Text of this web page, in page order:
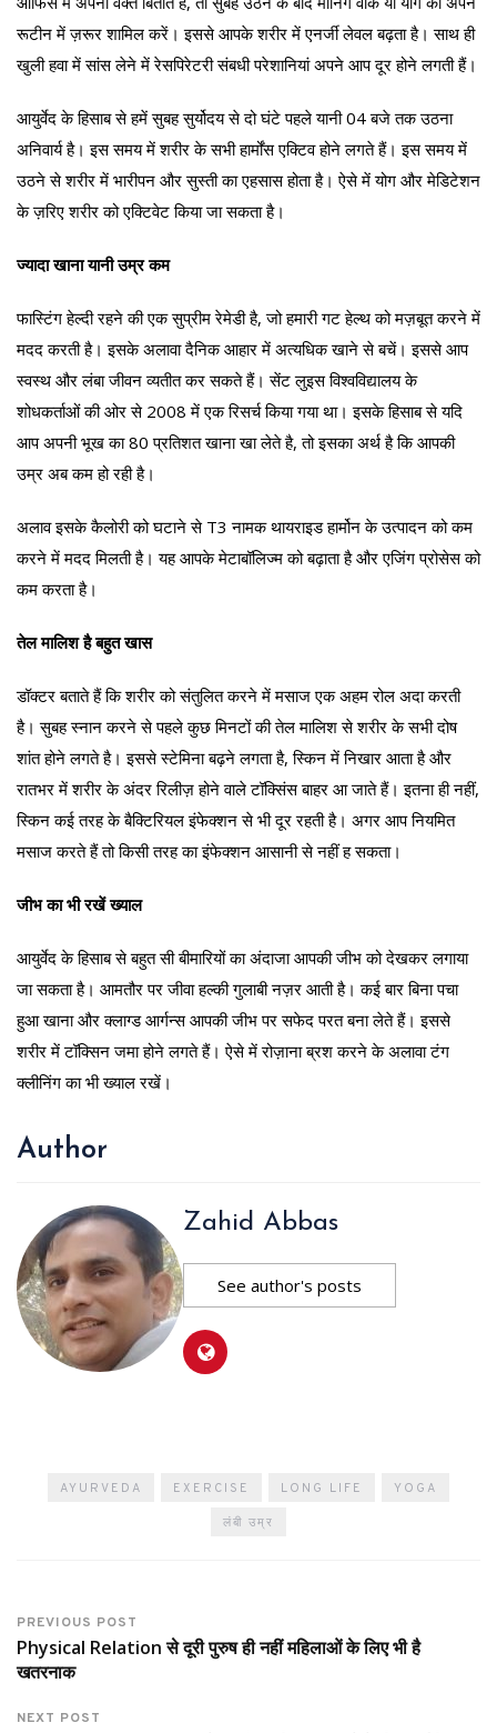
रूटीन में ज़रूर शामिल करें। इससे आपके शरीर में एनर्जी लेवल बढ़ता है। साथ ही
खुली हवा में सांस लेने में रेसपिरेटरी संबधी परेशानियां अपने आप दूर होने लगती हैं।
आयुर्वेद के हिसाब से हमें सुबह सुर्योदय से दो घंटे पहले यानी 04 बजे तक उठना
अनिवार्य है। इस समय में शरीर के सभी हार्मोंस एक्टिव होने लगते हैं। इस समय में
उठने से शरीर में भारीपन और सुस्ती का एहसास होता है। ऐसे में योग और मेडिटेशन
के ज़रिए शरीर को एक्टिवेट किया जा सकता है।
ज्यादा खाना यानी उम्र कम
फास्टिंग हेल्दी रहने की एक सुप्रीम रेमेडी है, जो हमारी गट हेल्थ को मज़बूत करने में
मदद करती है। इसके अलावा दैनिक आहार में अत्यधिक खाने से बचें। इससे आप
स्वस्थ और लंबा जीवन व्यतीत कर सकते हैं। सेंट लुइस विश्वविद्यालय के
शोधकर्ताओं की ओर से 2008 में एक रिसर्च किया गया था। इसके हिसाब से यदि
आप अपनी भूख का 80 प्रतिशत खाना खा लेते है, तो इसका अर्थ है कि आपकी
उम्र अब कम हो रही है।
अलाव इसके कैलोरी को घटाने से T3 नामक थायराइड हार्मोन के उत्पादन को कम
करने में मदद मिलती है। यह आपके मेटाबॉलिज्म को बढ़ाता है और एजिंग प्रोसेस को
कम करता है।
तेल मालिश है बहुत खास
डॉक्टर बताते हैं कि शरीर को संतुलित करने में मसाज एक अहम रोल अदा करती
है। सुबह स्नान करने से पहले कुछ मिनटों की तेल मालिश से शरीर के सभी दोष
शांत होने लगते है। इससे स्टेमिना बढ़ने लगता है, स्किन में निखार आता है और
रातभर में शरीर के अंदर रिलीज़ होने वाले टॉक्सिंस बाहर आ जाते हैं। इतना ही नहीं,
स्किन कई तरह के बैक्टिरियल इंफेक्शन से भी दूर रहती है। अगर आप नियमित
मसाज करते हैं तो किसी तरह का इंफेक्शन आसानी से नहीं ह सकता।
जीभ का भी रखें ख्याल
आयुर्वेद के हिसाब से बहुत सी बीमारियों का अंदाजा आपकी जीभ को देखकर लगाया
जा सकता है। आमतौर पर जीवा हल्की गुलाबी नज़र आती है। कई बार बिना पचा
हुआ खाना और क्लाग्ड आर्गन्स आपकी जीभ पर सफेद परत बना लेते हैं। इससे
शरीर में टॉक्सिन जमा होने लगते हैं। ऐसे में रोज़ाना ब्रश करने के अलावा टंग
क्लीनिंग का भी ख्याल रखें।
Author
Zahid Abbas
See author's posts
AYURVEDA EXERCISE LONG LIFE YOGA
लंबी उम्र
PREVIOUS POST
Physical Relation से दूरी पुरुष ही नहीं महिलाओं के लिए भी है
खतरनाक
NEXT POST